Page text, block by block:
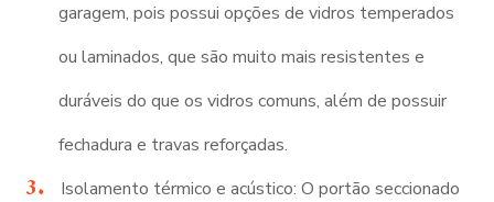
garagem, pois possui opções de vidros temperados
ou laminados, que são muito mais resistentes e
duráveis do que os vidros comuns, além de possuir
fechadura e travas reforçadas.
Isolamento térmico e acústico: O portão seccionado